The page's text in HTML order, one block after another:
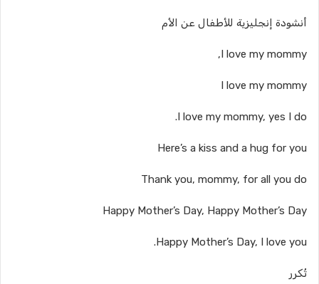
أنشودة إنجليزية للأطفال عن الأم
I love my mommy,
I love my mommy
I love my mommy, yes I do.
Here’s a kiss and a hug for you
Thank you, mommy, for all you do
Happy Mother’s Day, Happy Mother’s Day
Happy Mother’s Day, I love you.
تُكرر